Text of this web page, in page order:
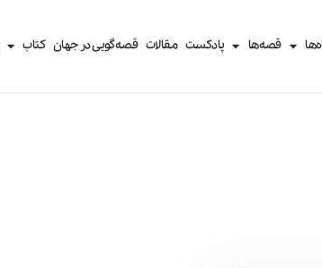
قصه‌ها پادکست مقالات قصه‌گویی در جهان کتاب‌